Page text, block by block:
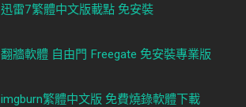
迅雷7繁體中文版載點 免安裝
翻牆軟體 自由門 Freegate 免安裝專業版
imgburn繁體中文版 免費燒錄軟體下載